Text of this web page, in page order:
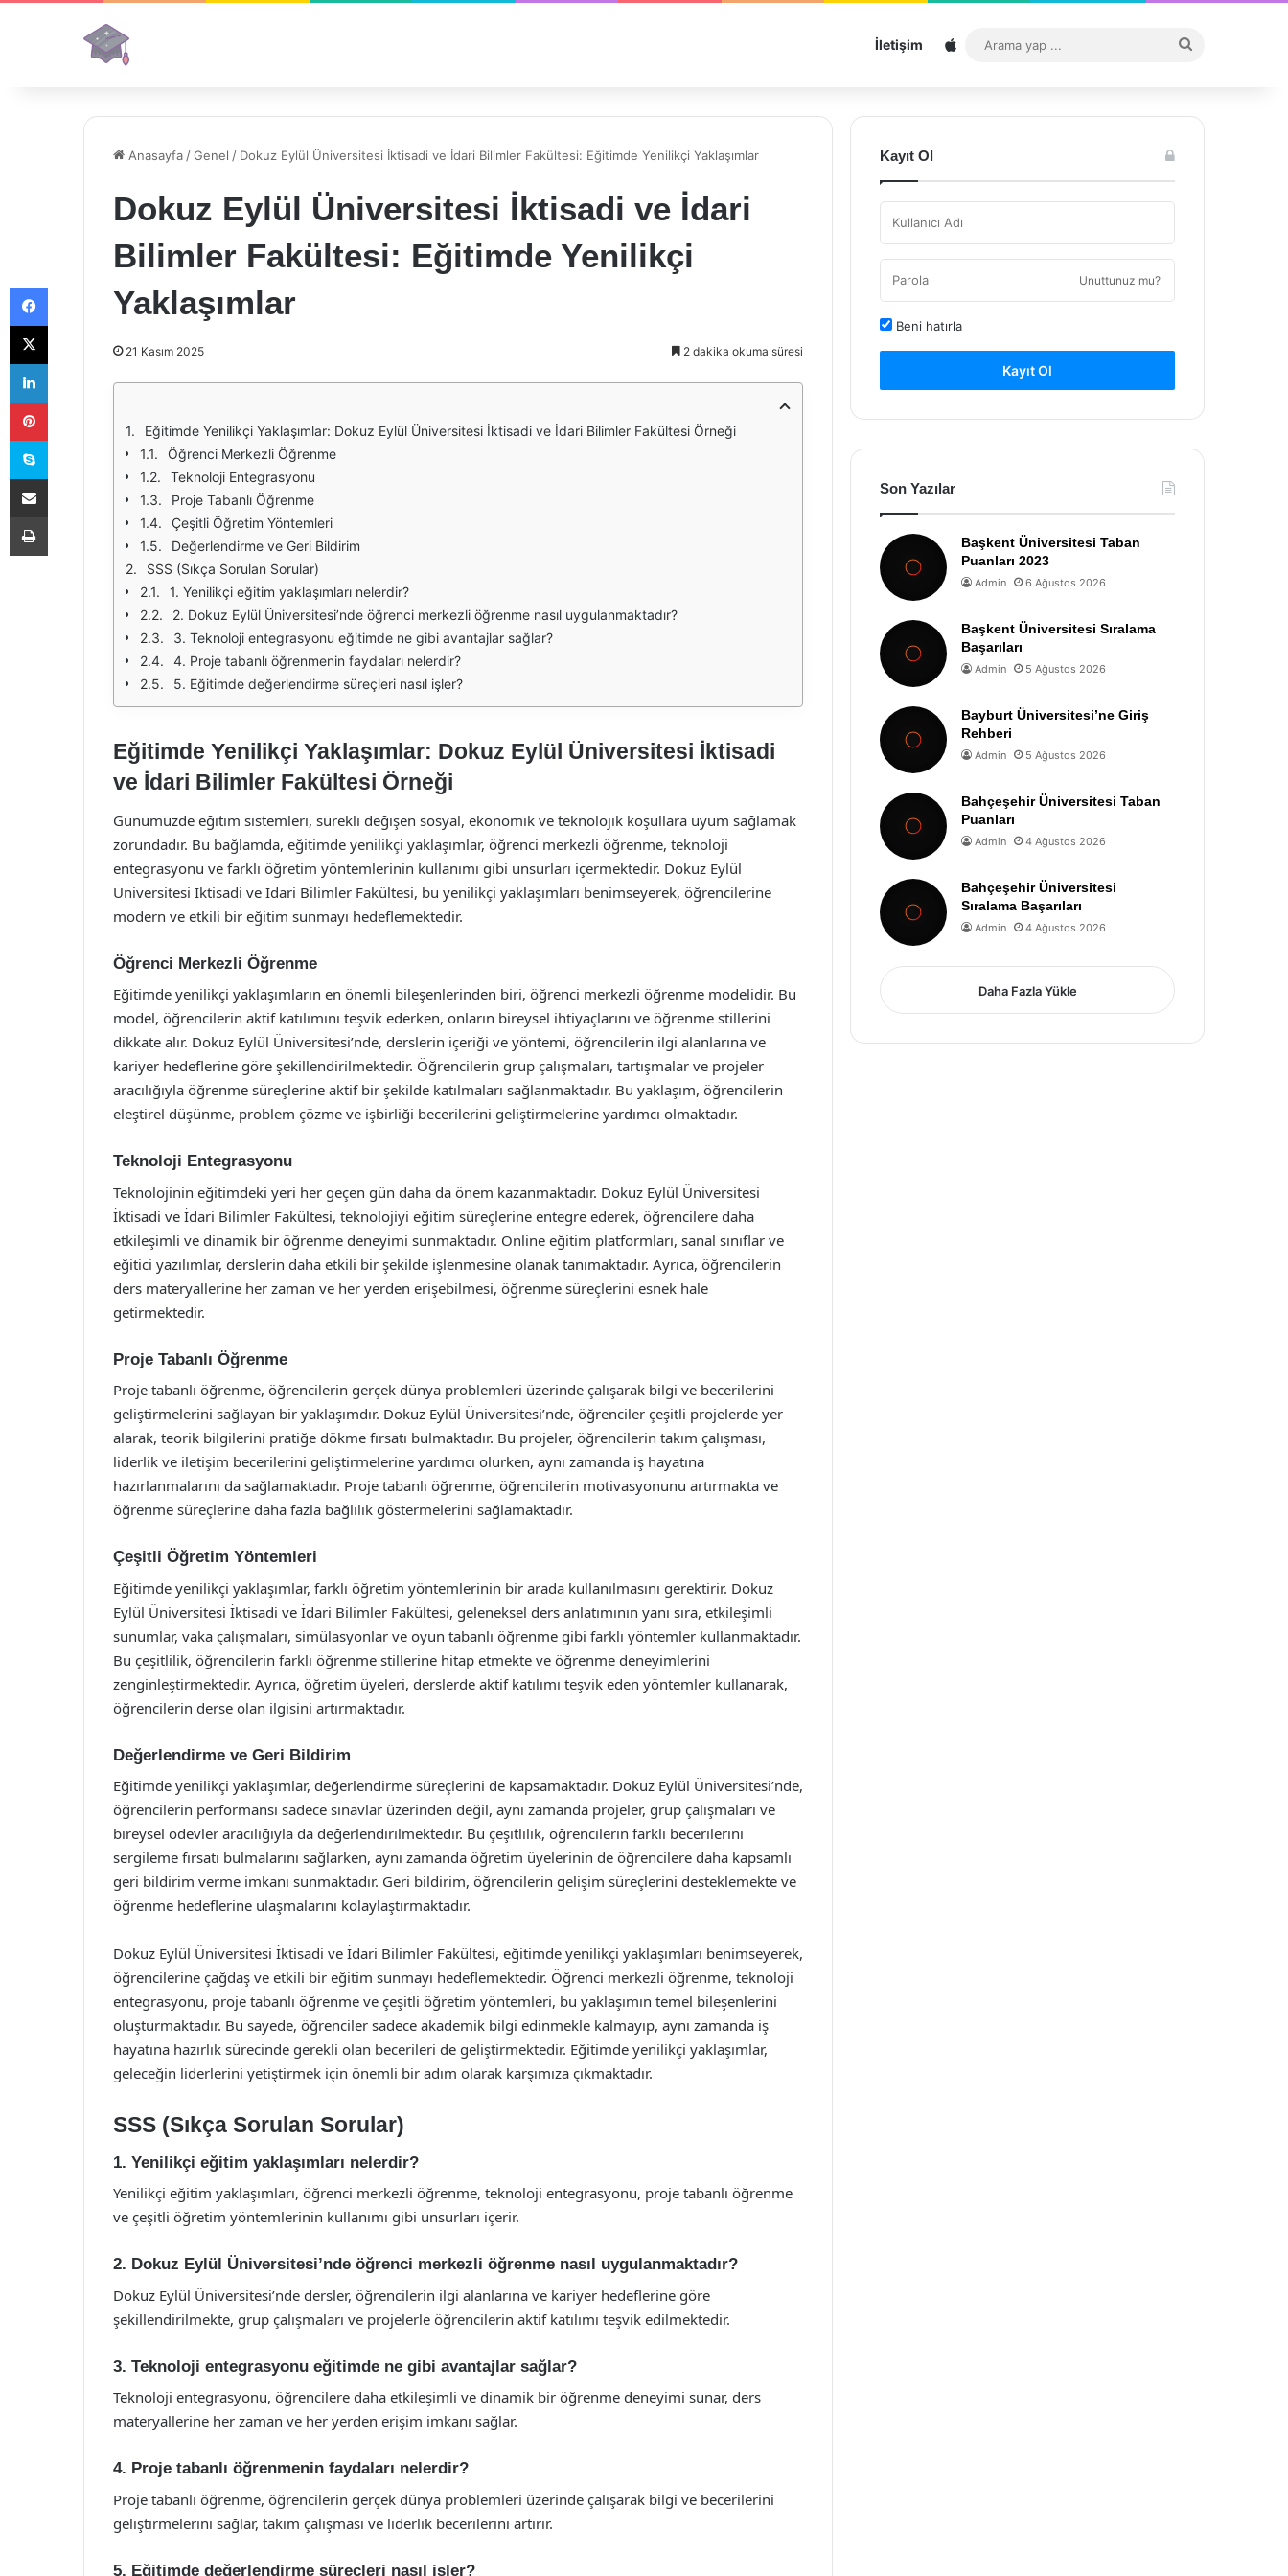
İletişim Sitemap
...
Anasayfa /Genel / Dokuz Eylül Üniversitesi İktisadi ve İdari Bilimler Fakültesi: Eğitimde Yenilikçi Yaklaşımlar
Dokuz Eylül Üniversitesi İktisadi ve İdari
Bilimler Fakültesi: Eğitimde Yenilikçi
Yaklaşımlar
21 Kasım 2025 2 dakika okuma süresi
Eğitimde Yenilikçi Yaklaşımlar: Dokuz Eylül Üniversitesi İktisadi ve İdari Bilimler Fakültesi Örneği
Öğrenci Merkezli Öğrenme
Teknoloji Entegrasyonu
Proje Tabanlı Öğrenme
Çeşitli Öğretim Yöntemleri
Değerlendirme ve Geri Bildirim
SSS (Sıkça Sorulan Sorular)
1. Yenilikçi eğitim yaklaşımları nelerdir?
2. Dokuz Eylül Üniversitesi’nde öğrenci merkezli öğrenme nasıl uygulanmaktadır?
3. Teknoloji entegrasyonu eğitimde ne gibi avantajlar sağlar?
4. Proje tabanlı öğrenmenin faydaları nelerdir?
5. Eğitimde değerlendirme süreçleri nasıl işler?
Eğitimde Yenilikçi Yaklaşımlar: Dokuz Eylül Üniversitesi İktisadi
ve İdari Bilimler Fakültesi Örneği
Günümüzde eğitim sistemleri, sürekli değişen sosyal, ekonomik ve teknolojik koşullara uyum sağlamak
zorundadır. Bu bağlamda, eğitimde yenilikçi yaklaşımlar, öğrenci merkezli öğrenme, teknoloji
entegrasyonu ve farklı öğretim yöntemlerinin kullanımı gibi unsurları içermektedir. Dokuz Eylül
Üniversitesi İktisadi ve İdari Bilimler Fakültesi, bu yenilikçi yaklaşımları benimseyerek, öğrencilerine
modern ve etkili bir eğitim sunmayı hedeflemektedir.
Öğrenci Merkezli Öğrenme
Eğitimde yenilikçi yaklaşımların en önemli bileşenlerinden biri, öğrenci merkezli öğrenme modelidir. Bu
model, öğrencilerin aktif katılımını teşvik ederken, onların bireysel ihtiyaçlarını ve öğrenme stillerini
dikkate alır. Dokuz Eylül Üniversitesi’nde, derslerin içeriği ve yöntemi, öğrencilerin ilgi alanlarına ve
kariyer hedeflerine göre şekillendirilmektedir. Öğrencilerin grup çalışmaları, tartışmalar ve projeler
aracılığıyla öğrenme süreçlerine aktif bir şekilde katılmaları sağlanmaktadır. Bu yaklaşım, öğrencilerin
eleştirel düşünme, problem çözme ve işbirliği becerilerini geliştirmelerine yardımcı olmaktadır.
Teknoloji Entegrasyonu
Teknolojinin eğitimdeki yeri her geçen gün daha da önem kazanmaktadır. Dokuz Eylül Üniversitesi
İktisadi ve İdari Bilimler Fakültesi, teknolojiyi eğitim süreçlerine entegre ederek, öğrencilere daha
etkileşimli ve dinamik bir öğrenme deneyimi sunmaktadır. Online eğitim platformları, sanal sınıflar ve
eğitici yazılımlar, derslerin daha etkili bir şekilde işlenmesine olanak tanımaktadır. Ayrıca, öğrencilerin
ders materyallerine her zaman ve her yerden erişebilmesi, öğrenme süreçlerini esnek hale
getirmektedir.
Proje Tabanlı Öğrenme
Proje tabanlı öğrenme, öğrencilerin gerçek dünya problemleri üzerinde çalışarak bilgi ve becerilerini
geliştirmelerini sağlayan bir yaklaşımdır. Dokuz Eylül Üniversitesi’nde, öğrenciler çeşitli projelerde yer
alarak, teorik bilgilerini pratiğe dökme fırsatı bulmaktadır. Bu projeler, öğrencilerin takım çalışması,
liderlik ve iletişim becerilerini geliştirmelerine yardımcı olurken, aynı zamanda iş hayatına
hazırlanmalarını da sağlamaktadır. Proje tabanlı öğrenme, öğrencilerin motivasyonunu artırmakta ve
öğrenme süreçlerine daha fazla bağlılık göstermelerini sağlamaktadır.
Çeşitli Öğretim Yöntemleri
Eğitimde yenilikçi yaklaşımlar, farklı öğretim yöntemlerinin bir arada kullanılmasını gerektirir. Dokuz
Eylül Üniversitesi İktisadi ve İdari Bilimler Fakültesi, geleneksel ders anlatımının yanı sıra, etkileşimli
sunumlar, vaka çalışmaları, simülasyonlar ve oyun tabanlı öğrenme gibi farklı yöntemler kullanmaktadır.
Bu çeşitlilik, öğrencilerin farklı öğrenme stillerine hitap etmekte ve öğrenme deneyimlerini
zenginleştirmektedir. Ayrıca, öğretim üyeleri, derslerde aktif katılımı teşvik eden yöntemler kullanarak,
öğrencilerin derse olan ilgisini artırmaktadır.
Değerlendirme ve Geri Bildirim
Eğitimde yenilikçi yaklaşımlar, değerlendirme süreçlerini de kapsamaktadır. Dokuz Eylül Üniversitesi’nde,
öğrencilerin performansı sadece sınavlar üzerinden değil, aynı zamanda projeler, grup çalışmaları ve
bireysel ödevler aracılığıyla da değerlendirilmektedir. Bu çeşitlilik, öğrencilerin farklı becerilerini
sergileme fırsatı bulmalarını sağlarken, aynı zamanda öğretim üyelerinin de öğrencilere daha kapsamlı
geri bildirim verme imkanı sunmaktadır. Geri bildirim, öğrencilerin gelişim süreçlerini desteklemekte ve
öğrenme hedeflerine ulaşmalarını kolaylaştırmaktadır.
Dokuz Eylül Üniversitesi İktisadi ve İdari Bilimler Fakültesi, eğitimde yenilikçi yaklaşımları benimseyerek,
öğrencilerine çağdaş ve etkili bir eğitim sunmayı hedeflemektedir. Öğrenci merkezli öğrenme, teknoloji
entegrasyonu, proje tabanlı öğrenme ve çeşitli öğretim yöntemleri, bu yaklaşımın temel bileşenlerini
oluşturmaktadır. Bu sayede, öğrenciler sadece akademik bilgi edinmekle kalmayıp, aynı zamanda iş
hayatına hazırlık sürecinde gerekli olan becerileri de geliştirmektedir. Eğitimde yenilikçi yaklaşımlar,
geleceğin liderlerini yetiştirmek için önemli bir adım olarak karşımıza çıkmaktadır.
SSS (Sıkça Sorulan Sorular)
1. Yenilikçi eğitim yaklaşımları nelerdir?
Yenilikçi eğitim yaklaşımları, öğrenci merkezli öğrenme, teknoloji entegrasyonu, proje tabanlı öğrenme
ve çeşitli öğretim yöntemlerinin kullanımı gibi unsurları içerir.
2. Dokuz Eylül Üniversitesi’nde öğrenci merkezli öğrenme nasıl uygulanmaktadır?
Dokuz Eylül Üniversitesi’nde dersler, öğrencilerin ilgi alanlarına ve kariyer hedeflerine göre
şekillendirilmekte, grup çalışmaları ve projelerle öğrencilerin aktif katılımı teşvik edilmektedir.
3. Teknoloji entegrasyonu eğitimde ne gibi avantajlar sağlar?
Teknoloji entegrasyonu, öğrencilere daha etkileşimli ve dinamik bir öğrenme deneyimi sunar, ders
materyallerine her zaman ve her yerden erişim imkanı sağlar.
4. Proje tabanlı öğrenmenin faydaları nelerdir?
Proje tabanlı öğrenme, öğrencilerin gerçek dünya problemleri üzerinde çalışarak bilgi ve becerilerini
geliştirmelerini sağlar, takım çalışması ve liderlik becerilerini artırır.
5. Eğitimde değerlendirme süreçleri nasıl işler?
Kayıt Ol
Unuttunuz mu?
Beni hatırla
Kayıt Ol
Son Yazılar
Başkent Üniversitesi Taban
Puanları 2023
Admin 6 Ağustos 2026
Başkent Üniversitesi Sıralama
Başarıları
Admin 5 Ağustos 2026
Bayburt Üniversitesi’ne Giriş
Rehberi
Admin 5 Ağustos 2026
Bahçeşehir Üniversitesi Taban
Puanları
Admin 4 Ağustos 2026
Bahçeşehir Üniversitesi
Sıralama Başarıları
Admin 4 Ağustos 2026
Daha Fazla Yükle
Facebook
X
LinkedIn
Pinterest
Skype
E-Posta ile paylaş